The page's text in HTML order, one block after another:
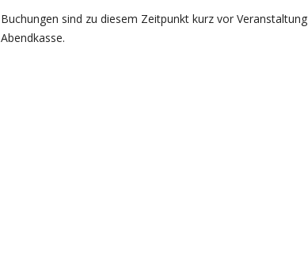
Buchungen sind zu diesem Zeitpunkt kurz vor
Abendkasse.